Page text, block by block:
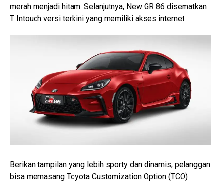
merah menjadi hitam. Selanjutnya, New GR 86 disematkan
T Intouch versi terkini yang memiliki akses internet.
Berikan tampilan yang lebih sporty dan dinamis, pelanggan
bisa memasang Toyota Customization Option (TCO)